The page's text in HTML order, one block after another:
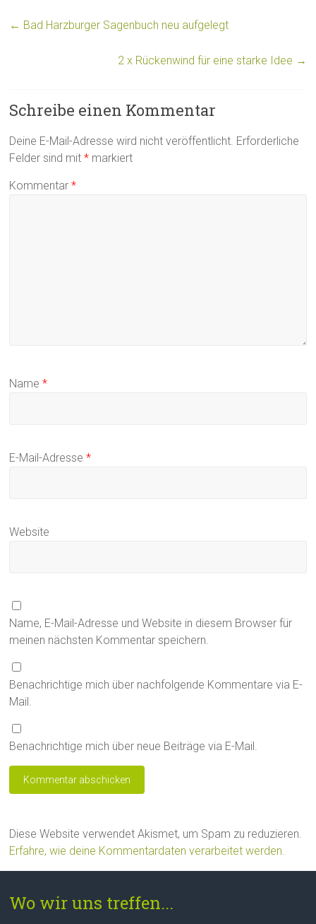
← Bad Harzburger Sagenbuch neu aufgelegt
2 x Rückenwind für eine starke Idee →
Schreibe einen Kommentar
Deine E-Mail-Adresse wird nicht veröffentlicht. Erforderliche
Felder sind mit* markiert
Kommentar*
Name*
E-Mail-Adresse*
Website
Name, E-Mail-Adresse und Website in diesem Browser für
meinen nächsten Kommentar speichern.
Benachrichtige mich über nachfolgende Kommentare via E-
Mail.
Benachrichtige mich über neue Beiträge via E-Mail.
Diese Website verwendet Akismet, um Spam zu reduzieren.
Erfahre, wie deine Kommentardaten verarbeitet werden.
Wo wir uns treffen...